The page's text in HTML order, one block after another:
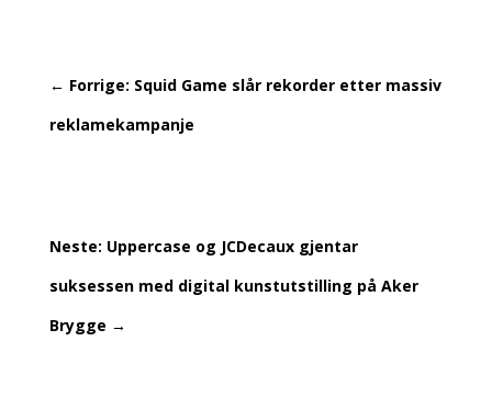
← Forrige: Squid Game slår rekorder etter massiv
reklamekampanje
Neste: Uppercase og JCDecaux gjentar
suksessen med digital kunstutstilling på Aker
Brygge →